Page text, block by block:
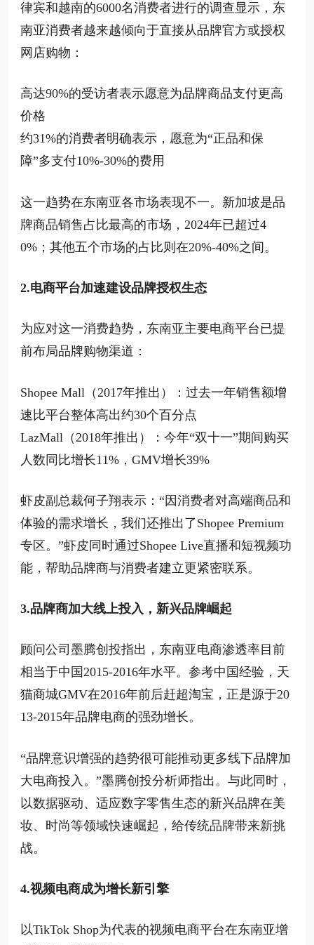
律宾和越南的6000名消费者进行的调查显示，东
南亚消费者越来越倾向于直接从品牌官方或授权
网店购物：
高达90%的受访者表示愿意为品牌商品支付更高
价格
约31%的消费者明确表示，愿意为“正品和保
障”多支付10%-30%的费用
这一趋势在东南亚各市场表现不一。新加坡是品
牌商品销售占比最高的市场，2024年已超过4
0%；其他五个市场的占比则在20%-40%之间。
2.电商平台加速建设品牌授权生态
为应对这一消费趋势，东南亚主要电商平台已提
前布局品牌购物渠道：
Shopee Mall（2017年推出）：过去一年销售额增
速比平台整体高出约30个百分点
LazMall（2018年推出）：今年“双十一”期间购买
人数同比增长11%，GMV增长39%
虾皮副总裁何子翔表示：“因消费者对高端商品和
体验的需求增长，我们还推出了Shopee Premium
专区。”虾皮同时通过Shopee Live直播和短视频功
能，帮助品牌商与消费者建立更紧密联系。
3.品牌商加大线上投入，新兴品牌崛起
顾问公司墨腾创投指出，东南亚电商渗透率目前
相当于中国2015-2016年水平。参考中国经验，天
猫商城GMV在2016年前后赶超淘宝，正是源于20
13-2015年品牌电商的强劲增长。
“品牌意识增强的趋势很可能推动更多线下品牌加
大电商投入。”墨腾创投分析师指出。与此同时，
以数据驱动、适应数字零售生态的新兴品牌在美
妆、时尚等领域快速崛起，给传统品牌带来新挑
战。
4.视频电商成为增长新引擎
以TikTok Shop为代表的视频电商平台在东南亚增